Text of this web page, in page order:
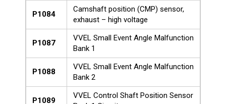
P1084
Camshaft position (CMP) sensor,
exhaust – high voltage
P1087
VVEL Small Event Angle Malfunction
Bank 1
P1088
VVEL Small Event Angle Malfunction
Bank 2
P1089
VVEL Control Shaft Position Sensor